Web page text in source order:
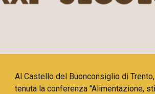
Al Castello del Buonconsiglio di
tenuta la conferenza "Alimentazione,